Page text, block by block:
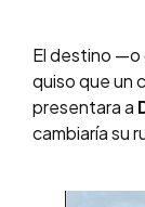
El destino —o
quiso que un
presentara a
cambiaría su